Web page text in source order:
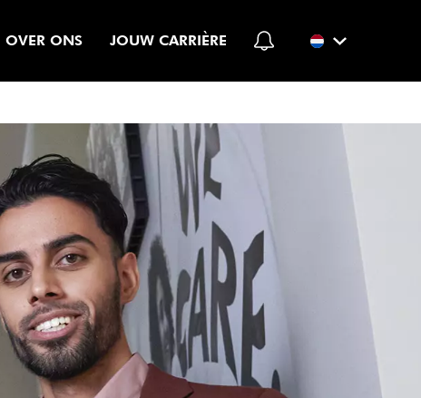
OVER ONS JOUW CARRIÈRE